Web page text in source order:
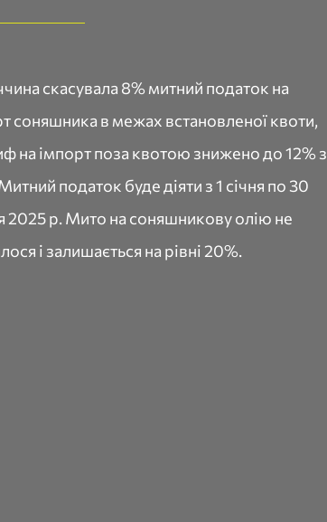
скасувала 8% митний податок на
соняшника в межах встановленої квоти,
на імпорт поза квотою знижено до 12% з
податок буде діяти з 1 січня по 30
2025 р. Мито на соняшникову олію не
і залишається на рівні 20%.